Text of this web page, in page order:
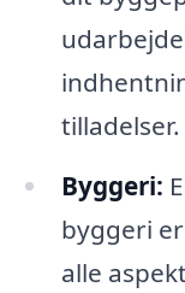
tilladelser.
Byggeri:
byggeri
alle